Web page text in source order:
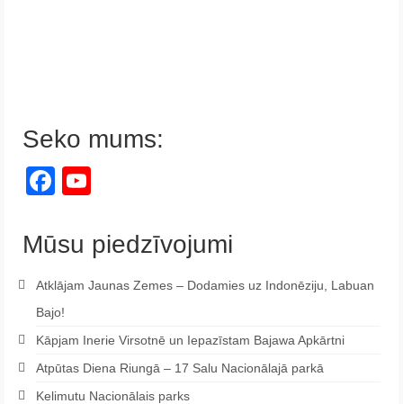
Seko mums:
Facebook
Mūsu piedzīvojumi
Atklājam Jaunas Zemes – Dodamies uz Indonēziju, Labuan
Bajo!
Kāpjam Inerie Virsotnē un Iepazīstam Bajawa Apkārtni
Atpūtas Diena Riungā – 17 Salu Nacionālajā parkā
Kelimutu Nacionālais parks